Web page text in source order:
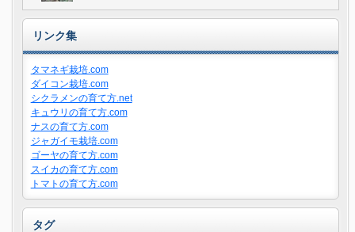
リンク集
タマネギ栽培.com
ダイコン栽培.com
シクラメンの育て方.net
キュウリの育て方.com
ナスの育て方.com
ジャガイモ栽培.com
ゴーヤの育て方.com
スイカの育て方.com
トマトの育て方.com
タグ